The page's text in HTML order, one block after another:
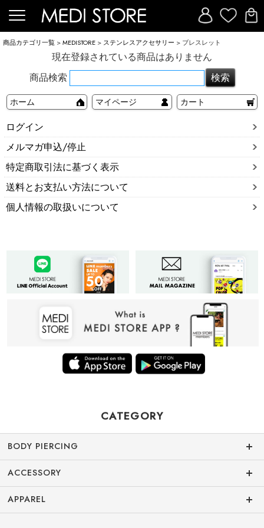
商品カテゴリ一覧 >MEDISTORE > ステンレスアクセサリー > ブレスレット
現在登録されている商品はありません
商品検索
ホーム マイページ カート
ログイン
メルマガ申込/停止
特定商取引法に基づく表示
送料とお支払い方法について
個人情報の取扱いについて
CATEGORY
BODY PIERCING
ACCESSORY
APPAREL